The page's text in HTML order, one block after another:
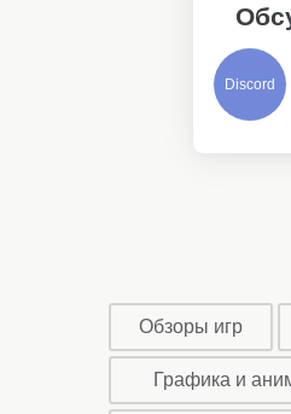
Discord
Обзоры игр
Графика и